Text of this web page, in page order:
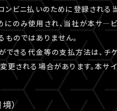
コンビニ払いのために登録される
にのみ使用され、当社が本サ―ビ
ものではありません。
できる代金等の支払方法は、チ
更される場合があります。本サ
）